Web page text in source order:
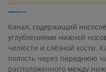
Канал, содержащий
углублениями нижней
челюсти и слёзной кости.
полость через переднюю
расположенного между